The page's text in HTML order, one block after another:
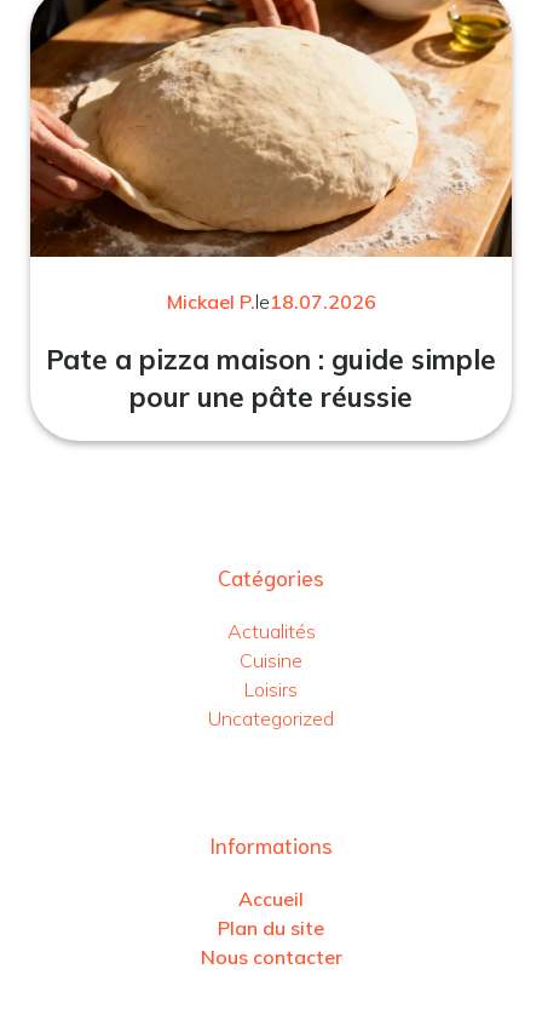
Mickael P.le18.07.2026
Pate a pizza maison : guide simple
pour une pâte réussie
Catégories
Actualités
Cuisine
Loisirs
Uncategorized
Informations
Accueil
Plan du site
Nous contacter